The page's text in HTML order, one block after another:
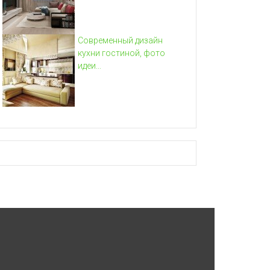
Современный дизайн
кухни гостиной, фото
идеи...